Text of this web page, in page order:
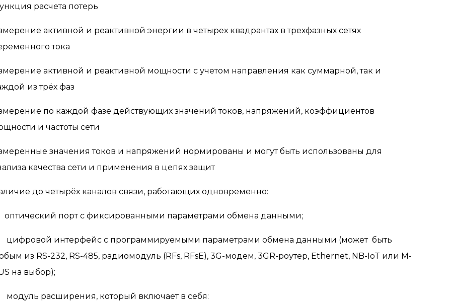
расчета потерь
активной и реактивной энергии в четырех квадрантах в трехфазных сетях
тока
активной и реактивной мощности с учетом направления как суммарной, так и
из трёх фаз
по каждой фазе действующих значений токов, напряжений, коэффициентов
и частоты сети
значения токов и напряжений нормированы и могут быть использованы для
качества сети и применения в цепях защит
до четырёх каналов связи, работающих одновременно:
оптический порт с фиксированными параметрами обмена данными;
цифровой интерфейс с программируемыми параметрами обмена данными (может быть
из RS-232, RS-485, радиомодуль (RFs, RFsE), 3G-модем, 3GR-роутер, Ethernet, NB-IoT или M-
на выбор);
модуль расширения, который включает в себя: